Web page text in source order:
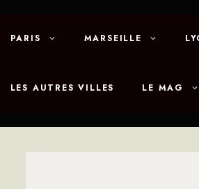
PARIS MARSEILLE
LES AUTRES VILLES LE MAG